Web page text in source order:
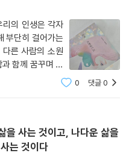
시킬 수 있다.”
서 우리의 정신세계가 시작된
정으로 원하는 것이 무엇인지 알
자신을 탓하며 도피하게 됩니다.
, 우리는 자신을 존중하고 사랑
원하는 사람인지 아는 순간부터
사이의 균형을 지혜롭게 다룰
의 인생은 각자
부단히 걸어가는
른 사람의 소원
함께 꿈꾸며 살
것입니다.소원이
은 각자 원하는
0 댓글0
을 사는 것이고, 나다운 삶을
는 것이다